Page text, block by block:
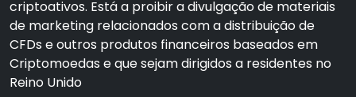
criptoativos. Está a proibir a divulgação de materiais
de marketing relacionados com a distribuição de
CFDs e outros produtos financeiros baseados em
Criptomoedas e que sejam dirigidos a residentes no
Reino Unido